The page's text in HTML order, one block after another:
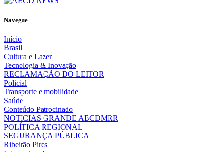
Navegue
Início
Brasil
Cultura e Lazer
Tecnologia & Inovação
RECLAMAÇÃO DO LEITOR
Policial
Transporte e mobilidade
Saúde
Conteúdo Patrocinado
NOTICIAS GRANDE ABCDMRR
POLÍTICA REGIONAL
SEGURANÇA PÚBLICA
Ribeirão Pires